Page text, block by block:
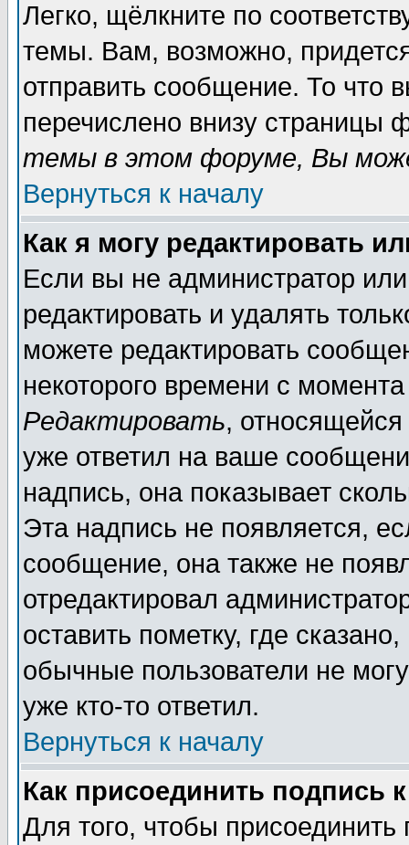
Легко, щёлкните по
темы. Вам, возможно,
отправить сообщение. То что
перечислено внизу страницы
темы в этом форуме, Вы
Вернуться к началу
Как я могу редактировать
Если вы не администратор
редактировать и удалять
можете редактировать
некоторого времени с
Редактировать,
уже ответил на ваше
надпись, она показывает
Эта надпись не появляется,
сообщение, она также не
отредактировал
оставить пометку, где
обычные пользователи не
уже кто-то ответил.
Вернуться к началу
Как присоединить подпись
Для того, чтобы